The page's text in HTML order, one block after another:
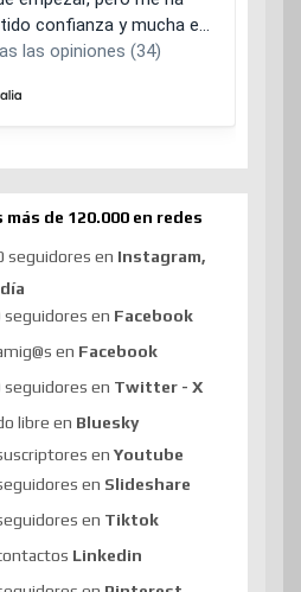
más de 120.000 en redes
seguidores en Instagram,
seguidores en Facebook
en Facebook
seguidores en Twitter - X
libre en Bluesky
en Youtube
en Slideshare
en Tiktok
Linkedin